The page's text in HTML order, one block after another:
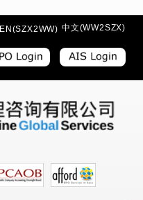
EN(SZX2WW) 中文(WW2SZX)